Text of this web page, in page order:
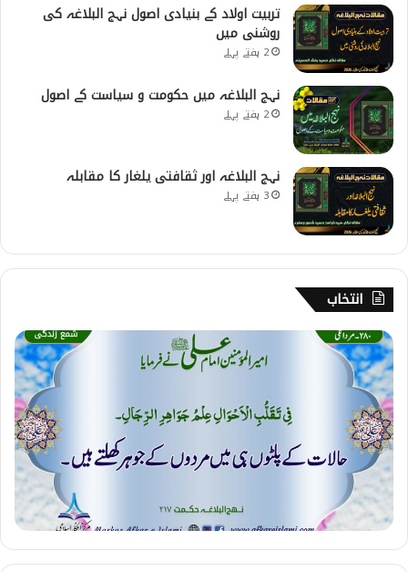
تربیت اولاد کے بنیادی اصول نہج البلاغہ کی
روشنی میں
2 ہفتے پہلے
نہج البلاغہ میں حکومت و سیاست کے اصول
2 ہفتے پہلے
نہج البلاغہ اور ثقافتی یلغار کا مقابلہ
3 ہفتے پہلے
انتخاب
2
8
0
۔
م
ر
د
ن
گ
ی